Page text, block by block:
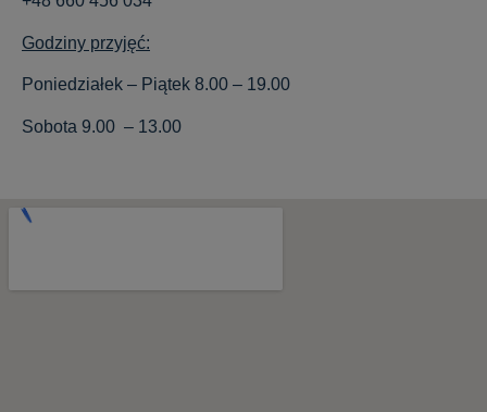
Godziny przyjęć:
Poniedziałek – Piątek 8.00 – 19.00
Sobota 9.00 – 13.00